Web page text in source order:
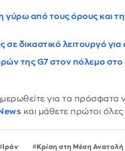
από τους όρους και
δικαστικό λειτουργό
της G7 στον πόλεμο στο
για τα πρόσφατα
και μάθετε πρώτοι όλες
Ιράν Κρίση στη Μέση Ανατολή